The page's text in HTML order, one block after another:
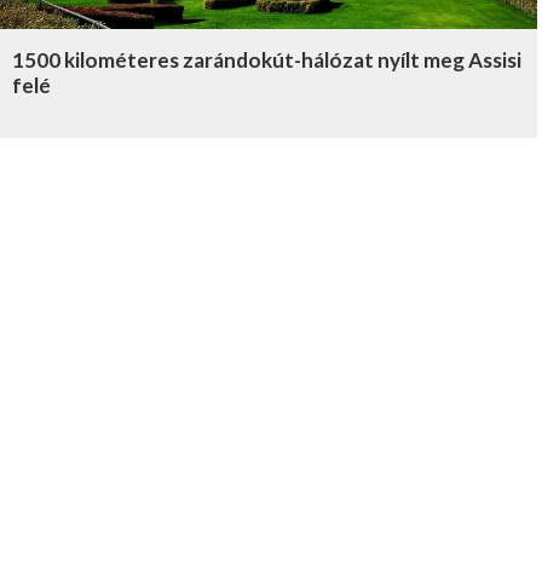
1500 kilométeres zarándokút-hálózat nyílt meg Assisi
felé